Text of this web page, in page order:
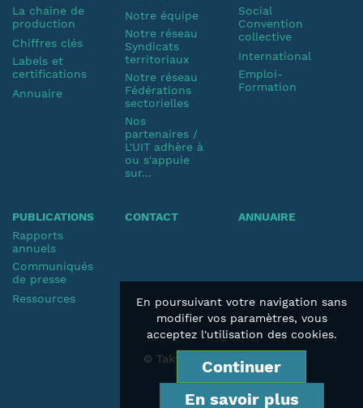
La chaine de
production
Chiffres clés
Labels et
certifications
Annuaire
Notre équipe
Notre réseau
Syndicats
territoriaux
Notre réseau
Fédérations
sectorielles
Nos
partenaires /
L'UIT adhère à
ou s'appuie
sur...
Social
Convention
collective
International
Emploi-
Formation
PUBLICATIONS
Rapports
annuels
Communiqués
de presse
Ressources
CONTACT ANNUAIRE
© Taktik 2019
En poursuivant votre navigation sans
modifier vos paramètres, vous
acceptez l'utilisation des cookies.
Continuer
En savoir plus